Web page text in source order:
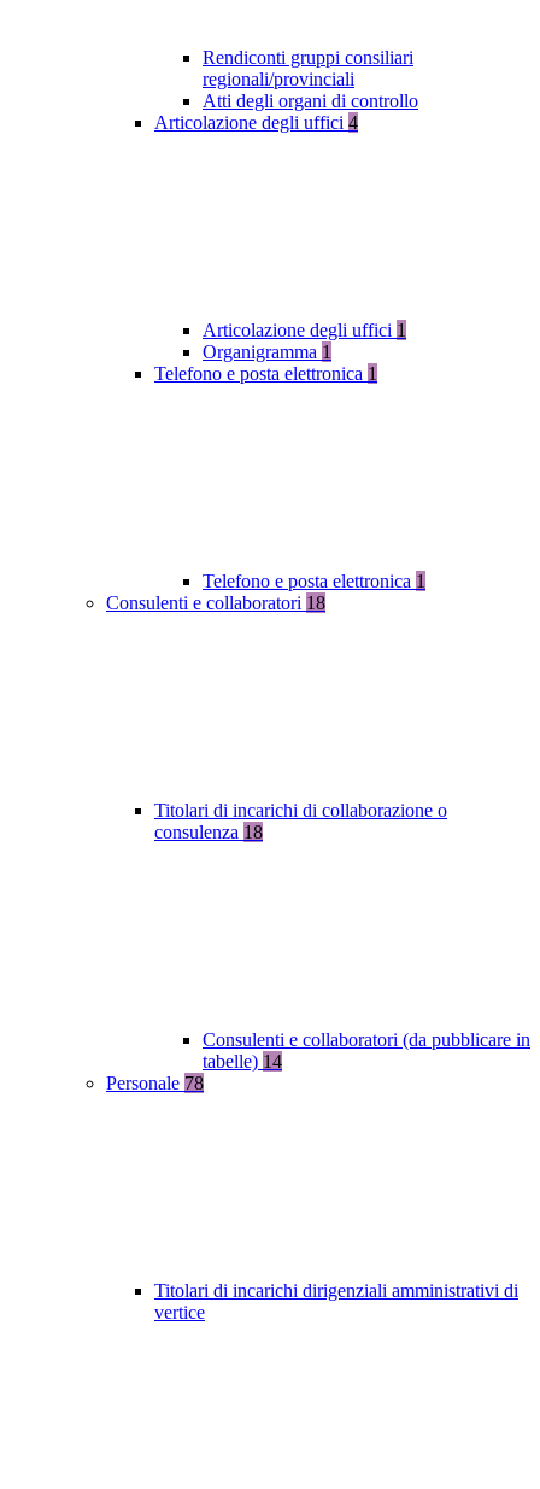
Rendiconti gruppi consiliari
regionali/provinciali
Atti degli organi di controllo
Articolazione degli uffici 4
Articolazione degli uffici 1
Organigramma 1
Telefono e posta elettronica 1
Telefono e posta elettronica 1
Consulenti e collaboratori 18
Titolari di incarichi di collaborazione o
consulenza 18
Consulenti e collaboratori (da pubblicare in
tabelle) 14
Personale 78
Titolari di incarichi dirigenziali amministrativi di
vertice